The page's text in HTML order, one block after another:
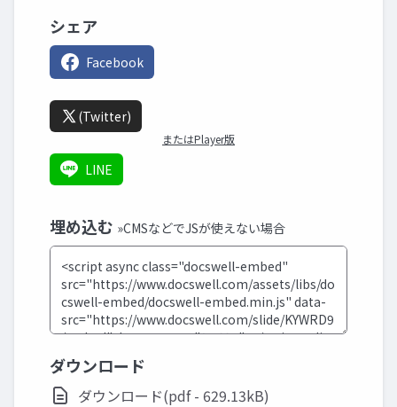
シェア
Facebook
(Twitter)
またはPlayer版
LINE
埋め込む »CMSなどでJSが使えない場合
ダウンロード
ダウンロード(pdf - 629.13kB)